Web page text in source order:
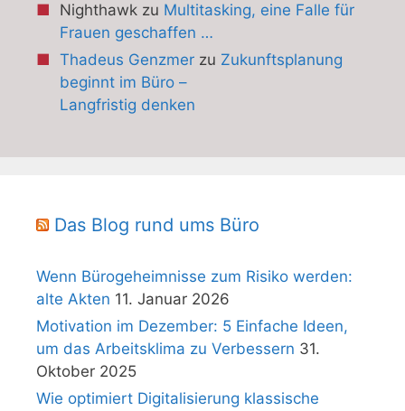
Nighthawkzu Multitasking, eine Falle für
Frauen geschaffen …
Thadeus Genzmerzu Zukunftsplanung
beginnt im Büro –
Langfristig denken
Das Blog rund ums Büro
Wenn Bürogeheimnisse zum Risiko werden:
alte Akten 11. Januar 2026
Motivation im Dezember: 5 Einfache Ideen,
um das Arbeitsklima zu Verbessern 31.
Oktober 2025
Wie optimiert Digitalisierung klassische